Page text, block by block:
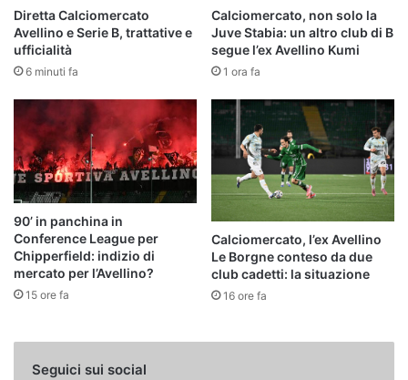
Diretta Calciomercato
Avellino e Serie B, trattative e
ufficialità
6 minuti fa
Calciomercato, non solo la
Juve Stabia: un altro club di B
segue l’ex Avellino Kumi
1 ora fa
90’ in panchina in
Conference League per
Chipperfield: indizio di
mercato per l’Avellino?
15 ore fa
Calciomercato, l’ex Avellino
Le Borgne conteso da due
club cadetti: la situazione
16 ore fa
Seguici sui social